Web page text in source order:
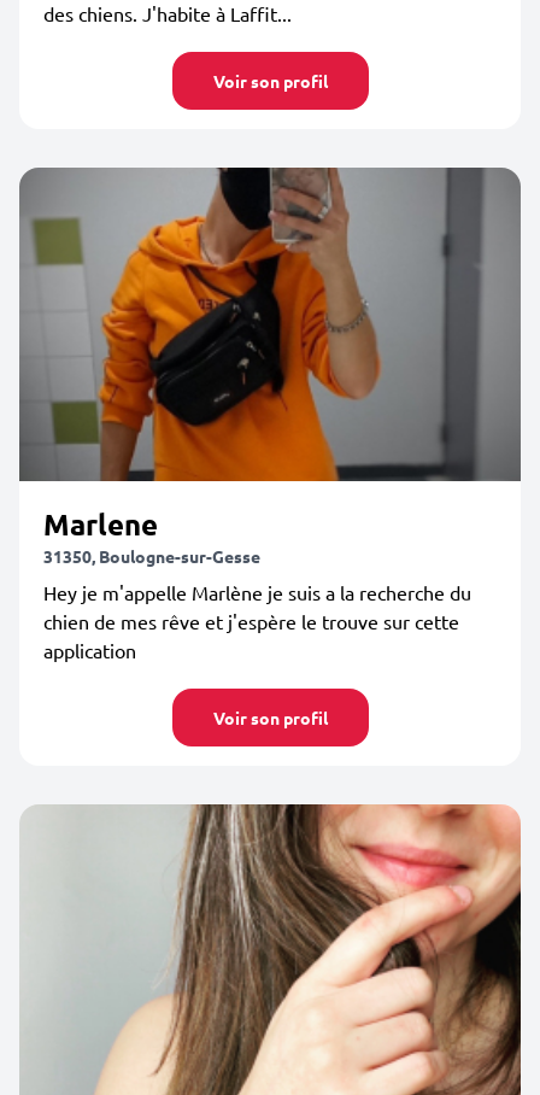
des chiens. J'habite à Laffit...
Voir son profil
Marlene
31350, Boulogne-sur-Gesse
Hey je m'appelle Marlène je suis a la recherche du
chien de mes rêve et j'espère le trouve sur cette
application
Voir son profil